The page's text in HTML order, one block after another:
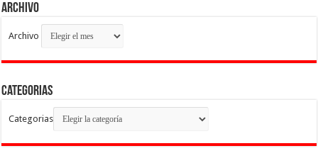
Archivo
Archivo
Categorias
Categorias